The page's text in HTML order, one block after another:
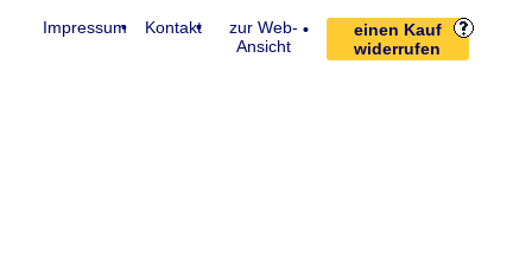
Impressum Kontakt
zur Web-
Ansicht
einen Kauf
widerrufen